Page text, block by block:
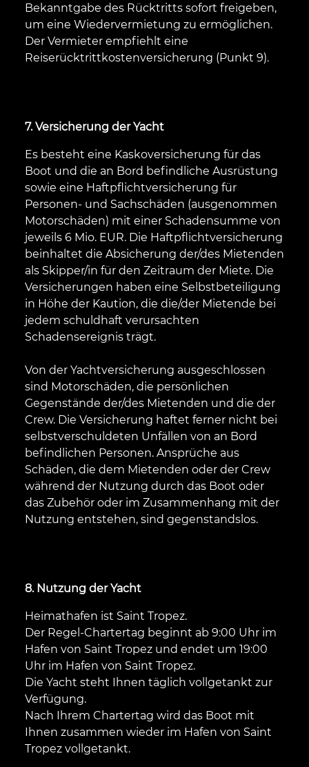
Bekanntgabe des Rücktritts sofort freigeben,
um eine Wiedervermietung zu ermöglichen.
Der Vermieter empfiehlt eine
Reiserücktrittkostenversicherung (Punkt 9).
7. Versicherung der Yacht
Es besteht eine Kaskoversicherung für das
Boot und die an Bord befindliche Ausrüstung
sowie eine Haftpflichtversicherung für
Personen- und Sachschäden (ausgenommen
Motorschäden) mit einer Schadensumme von
jeweils 6 Mio. EUR. Die Haftpflichtversicherung
beinhaltet die Absicherung der/des Mietenden
als Skipper/in für den Zeitraum der Miete. Die
Versicherungen haben eine Selbstbeteiligung
in Höhe der Kaution, die die/der Mietende bei
jedem schuldhaft verursachten
Schadensereignis trägt.
Von der Yachtversicherung ausgeschlossen
sind Motorschäden, die persönlichen
Gegenstände der/des Mietenden und die der
Crew. Die Versicherung haftet ferner nicht bei
selbstverschuldeten Unfällen von an Bord
befindlichen Personen. Ansprüche aus
Schäden, die dem Mietenden oder der Crew
während der Nutzung durch das Boot oder
das Zubehör oder im Zusammenhang mit der
Nutzung entstehen, sind gegenstandslos.
8. Nutzung der Yacht
Heimathafen ist Saint Tropez.
Der Regel-Chartertag beginnt ab 9:00 Uhr im
Hafen von Saint Tropez und endet um 19:00
Uhr im Hafen von Saint Tropez.
Die Yacht steht Ihnen täglich vollgetankt zur
Verfügung.
Nach Ihrem Chartertag wird das Boot mit
Ihnen zusammen wieder im Hafen von Saint
Tropez vollgetankt.